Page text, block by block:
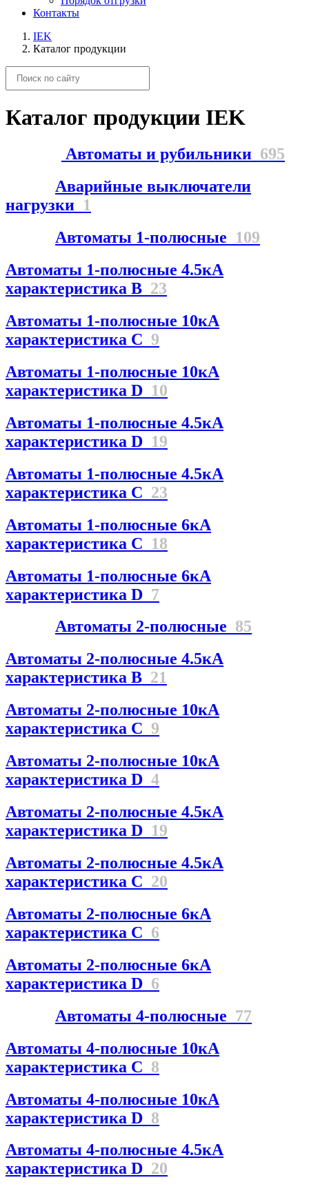
Контакты
IEK
Каталог продукции
Каталог продукции IEK
Автоматы и рубильники 695
Аварийные выключатели
нагрузки 1
Автоматы 1-полюсные 109
Автоматы 1-полюсные 4.5кА
характеристика В 23
Автоматы 1-полюсные 10кА
характеристика C 9
Автоматы 1-полюсные 10кА
характеристика D 10
Автоматы 1-полюсные 4.5кА
характеристика D 19
Автоматы 1-полюсные 4.5кА
характеристика С 23
Автоматы 1-полюсные 6кА
характеристика C 18
Автоматы 1-полюсные 6кА
характеристика D 7
Автоматы 2-полюсные 85
Автоматы 2-полюсные 4.5кА
характеристика В 21
Автоматы 2-полюсные 10кА
характеристика C 9
Автоматы 2-полюсные 10кА
характеристика D 4
Автоматы 2-полюсные 4.5кА
характеристика D 19
Автоматы 2-полюсные 4.5кА
характеристика С 20
Автоматы 2-полюсные 6кА
характеристика C 6
Автоматы 2-полюсные 6кА
характеристика D 6
Автоматы 4-полюсные 77
Автоматы 4-полюсные 10кА
характеристика C 8
Автоматы 4-полюсные 10кА
характеристика D 8
Автоматы 4-полюсные 4.5кА
характеристика D 20